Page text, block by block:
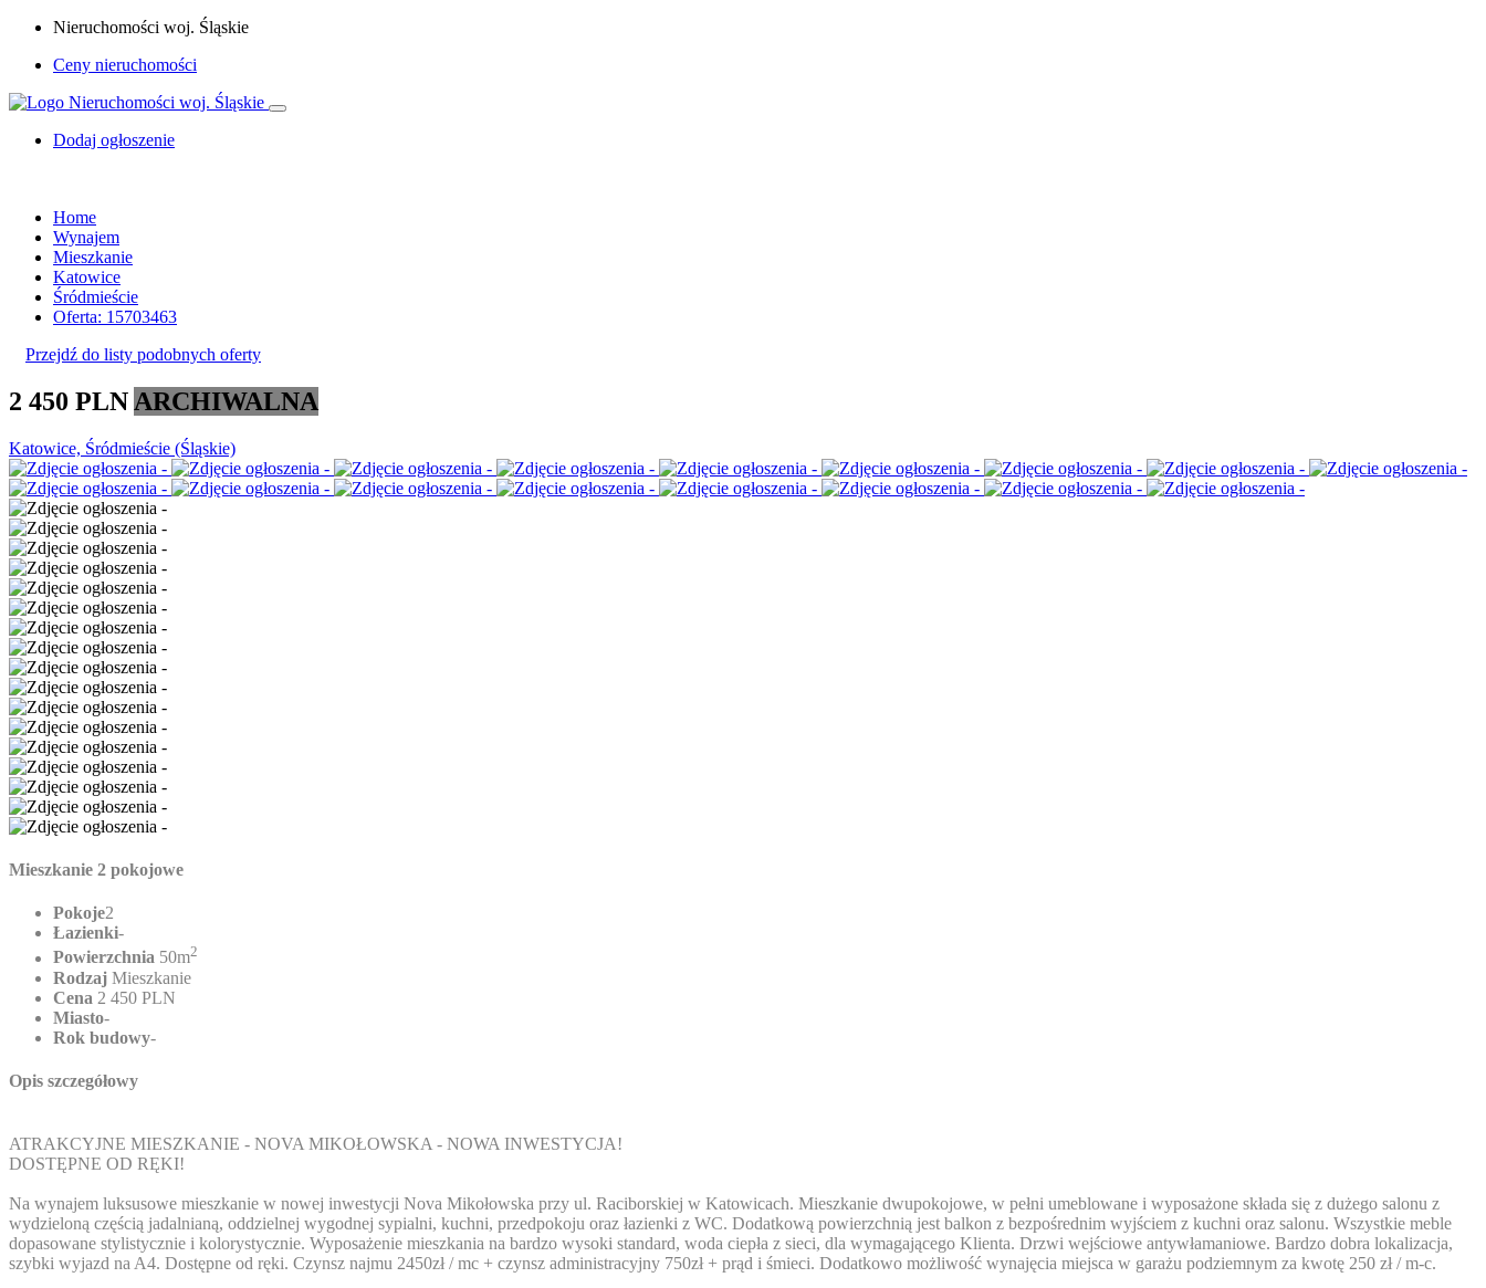
Nieruchomości woj. Śląskie
Ceny nieruchomości
Dodaj ogłoszenie
Home
Wynajem
Mieszkanie
Katowice
Śródmieście
Oferta: 15703463
Przejdź do listy podobnych oferty
2 450 PLN ARCHIWALNA
Katowice, Śródmieście (Śląskie)
Mieszkanie 2 pokojowe
Pokoje2
Łazienki-
Powierzchnia 50m2
Rodzaj Mieszkanie
Cena 2 450 PLN
Miasto-
Rok budowy-
Opis szczegółowy
ATRAKCYJNE MIESZKANIE - NOVA MIKOŁOWSKA - NOWA INWESTYCJA!
DOSTĘPNE OD RĘKI!
Na wynajem luksusowe mieszkanie w nowej inwestycji Nova Mikołowska przy ul. Raciborskiej w Katowicach. Mieszkanie dwupokojowe, w pełni umeblowane i wyposażone składa się z dużego salonu z
wydzieloną częścią jadalnianą, oddzielnej wygodnej sypialni, kuchni, przedpokoju oraz łazienki z WC. Dodatkową powierzchnią jest balkon z bezpośrednim wyjściem z kuchni oraz salonu. Wszystkie meble
dopasowane stylistycznie i kolorystycznie. Wyposażenie mieszkania na bardzo wysoki standard, woda ciepła z sieci, dla wymagającego Klienta. Drzwi wejściowe antywłamaniowe. Bardzo dobra lokalizacja,
szybki wyjazd na A4. Dostępne od ręki. Czynsz najmu 2450zł / mc + czynsz administracyjny 750zł + prąd i śmieci. Dodatkowo możliwość wynajęcia miejsca w garażu podziemnym za kwotę 250 zł / m-c.